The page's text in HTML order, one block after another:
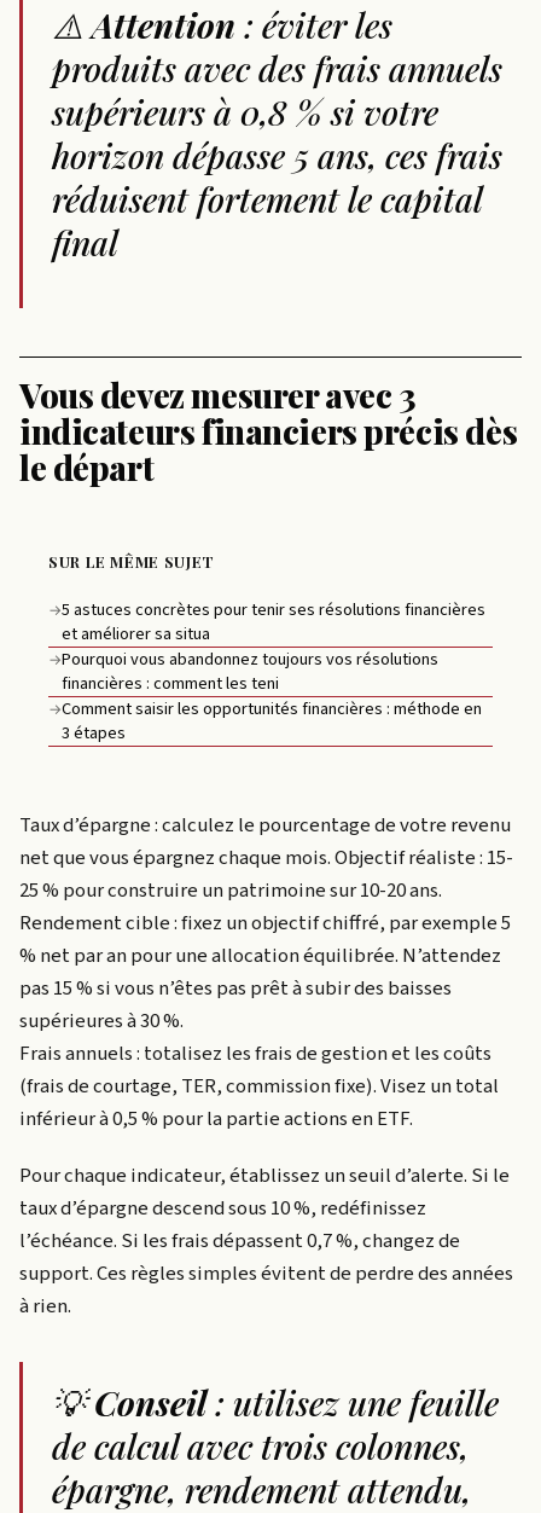
⚠️Attention : éviter les
produits avec des frais annuels
supérieurs à 0,8 % si votre
horizon dépasse 5 ans, ces frais
réduisent fortement le capital
final
Vous devez mesurer avec 3
indicateurs financiers précis dès
le départ
SUR LE MÊME SUJET
→5 astuces concrètes pour tenir ses résolutions financières
et améliorer sa situa
→Pourquoi vous abandonnez toujours vos résolutions
financières : comment les teni
→Comment saisir les opportunités financières : méthode en
3 étapes
Taux d’épargne : calculez le pourcentage de votre revenu
net que vous épargnez chaque mois. Objectif réaliste : 15-
25 % pour construire un patrimoine sur 10-20 ans.
Rendement cible : fixez un objectif chiffré, par exemple 5
% net par an pour une allocation équilibrée. N’attendez
pas 15 % si vous n’êtes pas prêt à subir des baisses
supérieures à 30 %.
Frais annuels : totalisez les frais de gestion et les coûts
(frais de courtage, TER, commission fixe). Visez un total
inférieur à 0,5 % pour la partie actions en ETF.
Pour chaque indicateur, établissez un seuil d’alerte. Si le
taux d’épargne descend sous 10 %, redéfinissez
l’échéance. Si les frais dépassent 0,7 %, changez de
support. Ces règles simples évitent de perdre des années
à rien.
💡Conseil: utilisez une feuille
de calcul avec trois colonnes,
épargne, rendement attendu,